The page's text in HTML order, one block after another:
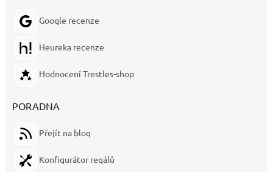
Google recenze
Heureka recenze
Hodnocení Trestles-shop
PORADNA
Přejít na blog
Konfigurátor regálů